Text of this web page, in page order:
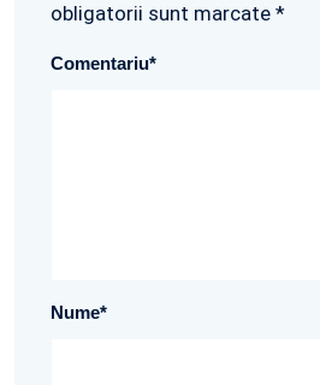
obligatorii sunt marcate *
Comentariu*
Nume*